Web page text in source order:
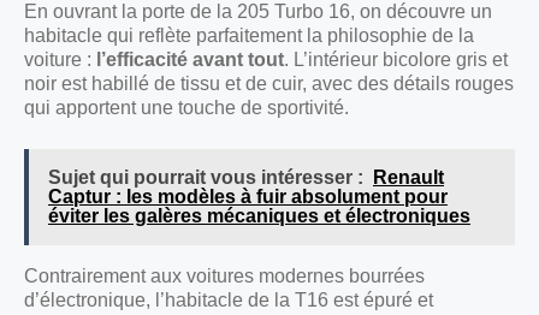
En ouvrant la porte de la 205 Turbo 16, on découvre un
habitacle qui reflète parfaitement la philosophie de la
voiture : l’efficacité avant tout. L’intérieur bicolore gris et
noir est habillé de tissu et de cuir, avec des détails rouges
qui apportent une touche de sportivité.
Sujet qui pourrait vous intéresser :
Renault
Captur : les modèles à fuir absolument pour
éviter les galères mécaniques et électroniques
Contrairement aux voitures modernes bourrées
d’électronique, l’habitacle de la T16 est épuré et